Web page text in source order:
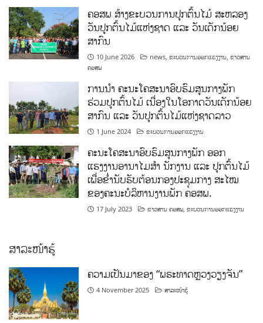
ຄອສພ ສ້າງຂະບວນການປູກຕົ້ນໄມ້ ສະຫລອງ
ວັນປູກຕົ້ນໄມ້ແຫ່ງຊາດ ແລະ ວັນເດັກນ້ອຍ
ສາກົນ
10 June 2026 news ,ຂະບວນການອອກແຮງງານ ,ຂ່າວສານ
ຄອສພ
ການນໍາ ຄະນະໂຄສະນາອົບຮົມສູນກາງພັກ
ຮ່ວມປູກຕົ້ນໄມ້ ເນື່ອງໃນໂອກາດວັນເດັກນ້ອຍ
ສາກົນ ແລະ ວັນປູກຕົ້ນໄມ້ແຫ່ງຊາດລາວ
1 June 2024 ຂະບວນການອອກແຮງງານ
ຄະນະໂຄສະນາອົບຮົມສູນກາງພັກ ອອກ
ແຮງງານອານາໄມສໍາ ນັກງານ ແລະ ປູກຕົ້ນໄມ້
ເພື່ອຂໍ່ານັບຮັບຕ້ອນກອງປະຊຸມກາງ ສະໄໝ
ຂອງຄະນະບໍລິຫານງານພັກ ຄອສພ.
17 July 2023 ຂ່າວສານ ຄອສພ ,ຂະບວນການອອກແຮງງານ
ສາລະໜ້າຮູ້
ຄວາມເປັນມາຂອງ “ພຣະທາດຫຼວງວຽງຈັນ”
4 November 2025 ສາລະໜ້າຮູ້